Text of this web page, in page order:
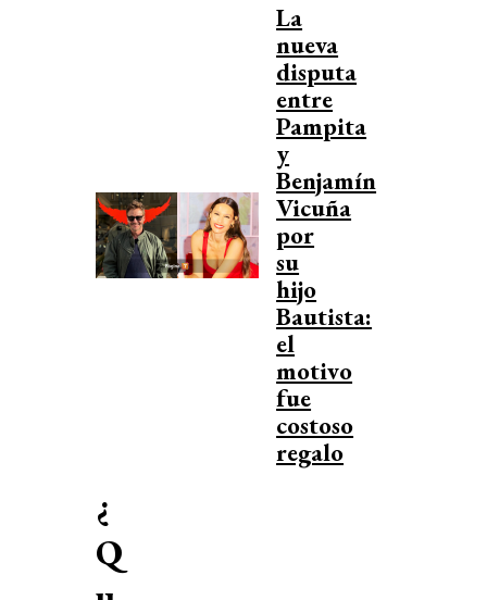
La
nueva
disputa
entre
Pampita
y
Benjamín
Vicuña
por
su
hijo
Bautista:
el
motivo
fue
costoso
regalo
¿
Q